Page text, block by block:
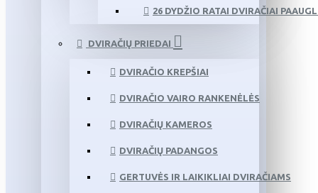
26 DYDŽIO RATAI DVIRAČIAI
DVIRAČIŲ PRIEDAI
DVIRAČIO KREPŠIAI
DVIRAČIO VAIRO RANKENĖLĖS
DVIRAČIŲ KAMEROS
DVIRAČIŲ PADANGOS
GERTUVĖS IR LAIKIKLIAI DVIRAČIAMS